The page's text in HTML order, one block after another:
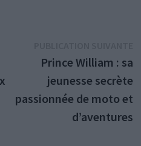
:
Prince William : sa
jeunesse secrète
passionnée de moto et
d’aventures